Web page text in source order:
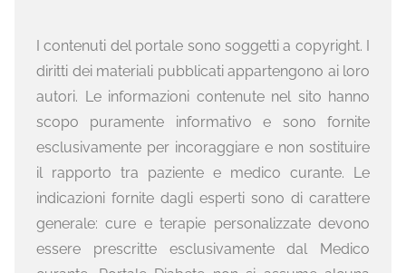
I contenuti del portale sono soggetti a copyright. I
diritti dei materiali pubblicati appartengono ai loro
autori. Le informazioni contenute nel sito hanno
scopo puramente informativo e sono fornite
esclusivamente per incoraggiare e non sostituire
il rapporto tra paziente e medico curante. Le
indicazioni fornite dagli esperti sono di carattere
generale: cure e terapie personalizzate devono
essere prescritte esclusivamente dal Medico